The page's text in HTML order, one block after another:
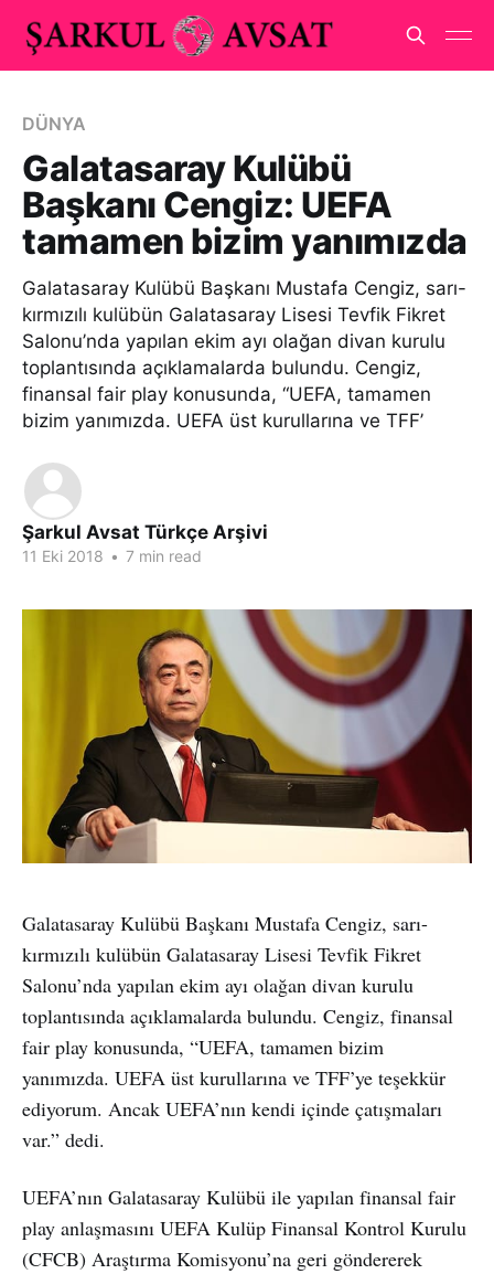
DÜNYA
Galatasaray Kulübü
Başkanı Cengiz: UEFA
tamamen bizim yanımızda
Galatasaray Kulübü Başkanı Mustafa Cengiz, sarı-
kırmızılı kulübün Galatasaray Lisesi Tevfik Fikret
Salonu’nda yapılan ekim ayı olağan divan kurulu
toplantısında açıklamalarda bulundu. Cengiz,
finansal fair play konusunda, “UEFA, tamamen
bizim yanımızda. UEFA üst kurullarına ve TFF’
Şarkul Avsat Türkçe Arşivi
11 Eki 2018 • 7 min read
Galatasaray Kulübü Başkanı Mustafa Cengiz, sarı-
kırmızılı kulübün Galatasaray Lisesi Tevfik Fikret
Salonu’nda yapılan ekim ayı olağan divan kurulu
toplantısında açıklamalarda bulundu. Cengiz, finansal
fair play konusunda, “UEFA, tamamen bizim
yanımızda. UEFA üst kurullarına ve TFF’ye teşekkür
ediyorum. Ancak UEFA’nın kendi içinde çatışmaları
var.” dedi.
UEFA’nın Galatasaray Kulübü ile yapılan finansal fair
play anlaşmasını UEFA Kulüp Finansal Kontrol Kurulu
(CFCB) Araştırma Komisyonu’na geri göndererek